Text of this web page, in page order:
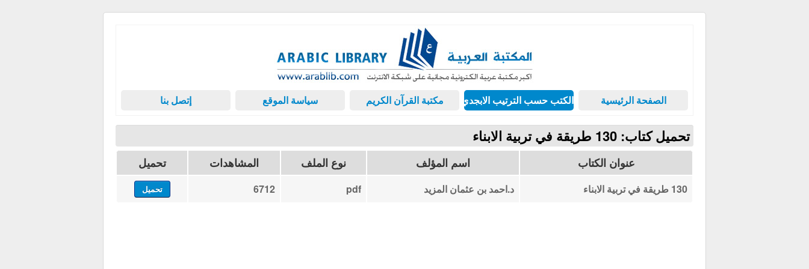
الصفحة الرئيسية الكتب حسب الترتيب الابجدي مكتبة القرآن الكريم سياسة الموقع إتصل بنا
تحميل كتاب: 130 طريقة في تربية الابناء
عنوان الكتاب اسم المؤلف نوع الملف المشاهدات تحميل
130 طريقة في تربية الابناء د.احمد بن عثمان المزيد pdf
6712 تحميل